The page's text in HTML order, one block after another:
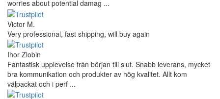
worries about potential damag ...
Victor M.
Very professional, fast shipping, will buy again
Ihor Zlobin
Fantastisk upplevelse från början till slut. Snabb leverans, mycket
bra kommunikation och produkter av hög kvalitet. Allt kom
välpackat och i perf ...